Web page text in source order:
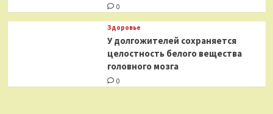
0
Здоровье
У долгожителей сохраняется
целостность белого вещества
головного мозга
0